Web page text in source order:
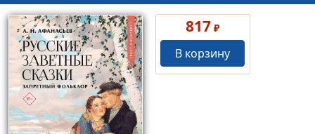
817 ₽
В корзину